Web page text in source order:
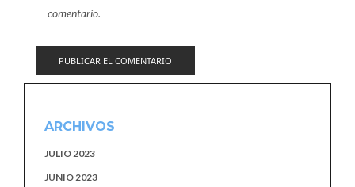
comentario.
ARCHIVOS
JULIO 2023
JUNIO 2023